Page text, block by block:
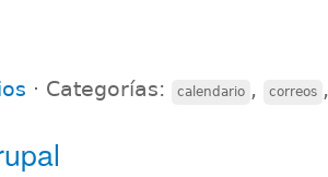
⋅ Categorías: calendario , correos